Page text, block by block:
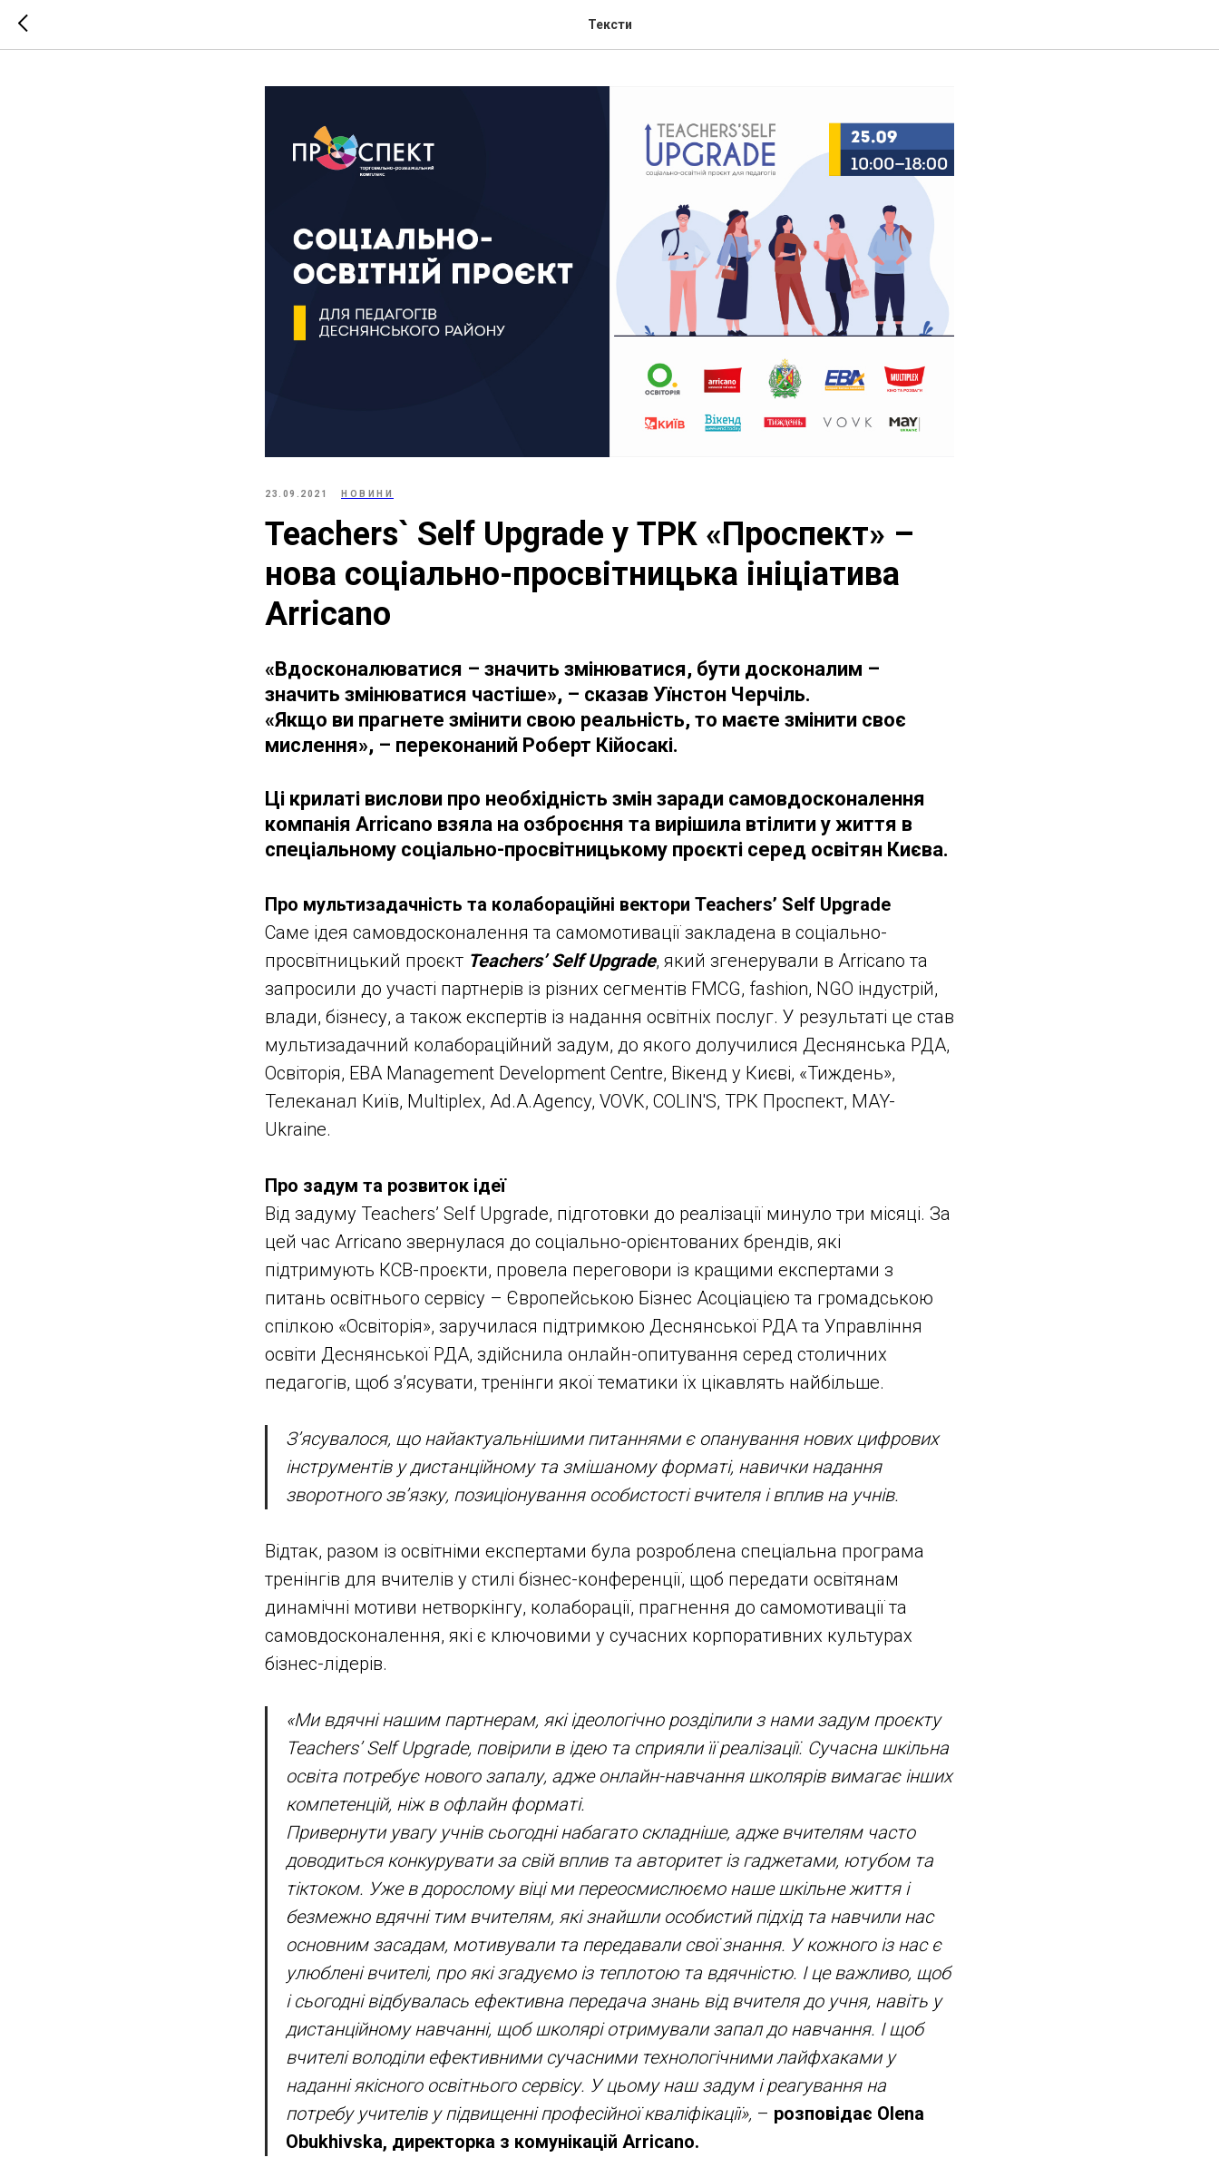
Тексти
23.09.2021 НОВИНИ
Teachers` Self Upgrade у ТРК «Проспект» –
нова соціально-просвітницька ініціатива
Arricano
«Вдосконалюватися – значить змінюватися, бути досконалим –
значить змінюватися частіше», – сказав Уїнстон Черчіль.
«Якщо ви прагнете змінити свою реальність, то маєте змінити своє
мислення», – переконаний Роберт Кійосакі.
Ці крилаті вислови про необхідність змін заради самовдосконалення
компанія Arricano взяла на озброєння та вирішила втілити у життя в
спеціальному соціально-просвітницькому проєкті серед освітян Києва.
Про мультизадачність та колабораційні вектори Teachers’ Self Upgrade
Саме ідея самовдосконалення та самомотивації закладена в соціально-
просвітницький проєкт Teachers’ Self Upgrade, який згенерували в Arricano та
запросили до участі партнерів із різних сегментів FMCG, fashion, NGO індустрій,
влади, бізнесу, а також експертів із надання освітніх послуг. У результаті це став
мультизадачний колабораційний задум, до якого долучилися Деснянська РДА,
Освіторія, EBA Management Development Centre, Вікенд у Києві, «Тиждень»,
Телеканал Київ, Multiplex, Ad.A.Agency, VOVK, COLIN'S, ТРК Проспект, MAY-
Ukraine.
Про задум та розвиток ідеї
Від задуму Teachers’ Self Upgrade, підготовки до реалізації минуло три місяці. За
цей час Arricano звернулася до соціально-орієнтованих брендів, які
підтримують КСВ-проєкти, провела переговори із кращими експертами з
питань освітнього сервісу – Європейською Бізнес Асоціацією та громадською
спілкою «Освіторія», заручилася підтримкою Деснянської РДА та Управління
освіти Деснянської РДА, здійснила онлайн-опитування серед столичних
педагогів, щоб з’ясувати, тренінги якої тематики їх цікавлять найбільше.
З’ясувалося, що найактуальнішими питаннями є опанування нових цифрових
інструментів у дистанційному та змішаному форматі, навички надання
зворотного зв’язку, позиціонування особистості вчителя і вплив на учнів.
Відтак, разом із освітніми експертами була розроблена спеціальна програма
тренінгів для вчителів у стилі бізнес-конференції, щоб передати освітянам
динамічні мотиви нетворкінгу, колаборації, прагнення до самомотивації та
самовдосконалення, які є ключовими у сучасних корпоративних культурах
бізнес-лідерів.
«Ми вдячні нашим партнерам, які ідеологічно розділили з нами задум проєкту
Teachers’ Self Upgrade, повірили в ідею та сприяли її реалізації. Сучасна шкільна
освіта потребує нового запалу, адже онлайн-навчання школярів вимагає інших
компетенцій, ніж в офлайн форматі.
Привернути увагу учнів сьогодні набагато складніше, адже вчителям часто
доводиться конкурувати за свій вплив та авторитет із гаджетами, ютубом та
тіктоком. Уже в дорослому віці ми переосмислюємо наше шкільне життя і
безмежно вдячні тим вчителям, які знайшли особистий підхід та навчили нас
основним засадам, мотивували та передавали свої знання. У кожного із нас є
улюблені вчителі, про які згадуємо із теплотою та вдячністю. І це важливо, щоб
і сьогодні відбувалась ефективна передача знань від вчителя до учня, навіть у
дистанційному навчанні, щоб школярі отримували запал до навчання. І щоб
вчителі володіли ефективними сучасними технологічними лайфхаками у
наданні якісного освітнього сервісу. У цьому наш задум і реагування на
потребу учителів у підвищенні професійної кваліфікації», – розповідає Olena
Obukhivska, директорка з комунікацій Arricano.